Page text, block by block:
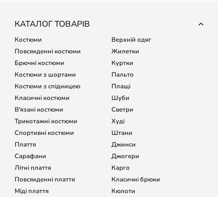
КАТАЛОГ ТОВАРІВ
Костюми
Повсякденні костюми
Брючні костюми
Костюми з шортами
Костюми з спідницею
Класичні костюми
В'язані костюми
Трикотажні костюми
Спортивні костюми
Плаття
Сарафани
Літні плаття
Повсякденні плаття
Міді плаття
Верхній одяг
Жилетки
Куртки
Пальто
Плащі
Шуби
Светри
Худі
Штани
Джинси
Джогери
Карго
Класичні брюки
Кюлоти